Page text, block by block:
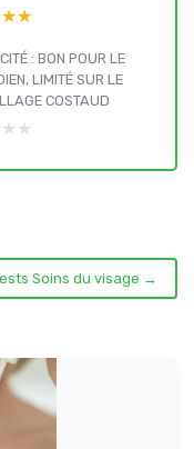
: BON POUR LE
LIMITÉ SUR LE
COSTAUD
Soins du visage →